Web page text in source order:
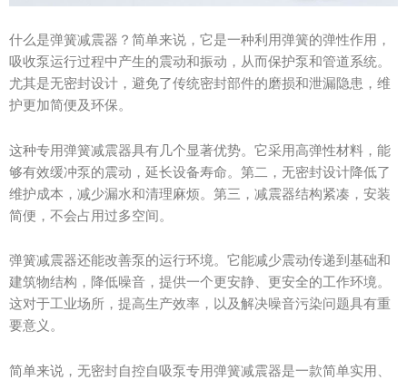
什么是弹簧减震器？简单来说，它是一种利用弹簧的弹性作用，
吸收泵运行过程中产生的震动和振动，从而保护泵和管道系统。
尤其是无密封设计，避免了传统密封部件的磨损和泄漏隐患，维
护更加简便及环保。
这种专用弹簧减震器具有几个显著优势。它采用高弹性材料，能
够有效缓冲泵的震动，延长设备寿命。第二，无密封设计降低了
维护成本，减少漏水和清理麻烦。第三，减震器结构紧凑，安装
简便，不会占用过多空间。
弹簧减震器还能改善泵的运行环境。它能减少震动传递到基础和
建筑物结构，降低噪音，提供一个更安静、更安全的工作环境。
这对于工业场所，提高生产效率，以及解决噪音污染问题具有重
要意义。
简单来说，无密封自控自吸泵专用弹簧减震器是一款简单实用、